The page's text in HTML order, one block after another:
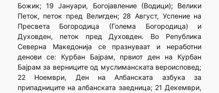
Божик; 19 Јануари, Богојавление (Водици); Велики
Петок, петок пред Велигден; 28 Август, Успение на
Пресвета Богородица (Голема Богородица) и
Духовден, петок пред Духовден. Во Република
Северна Македонија се празнуваат и неработни
денови се: Курбан Бајрам, првиот ден на Курбан
Бајрам за верниците од муслиманската вероисповед;
22 Ноември, Ден на Албанската азбука за
припадниците на албанската заедница; 21 Декември,